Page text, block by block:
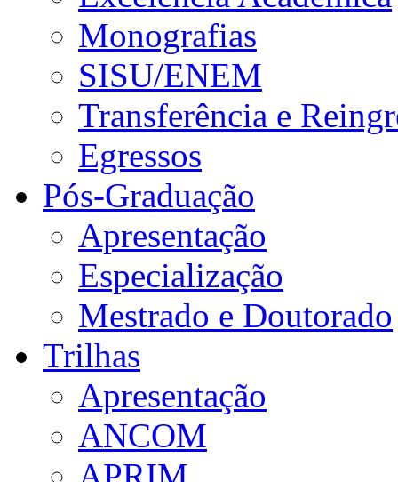
Monografias
SISU/ENEM
Transferência e
Egressos
Pós-Graduação
Apresentação
Especialização
Mestrado e Doutorado
Trilhas
Apresentação
ANCOM